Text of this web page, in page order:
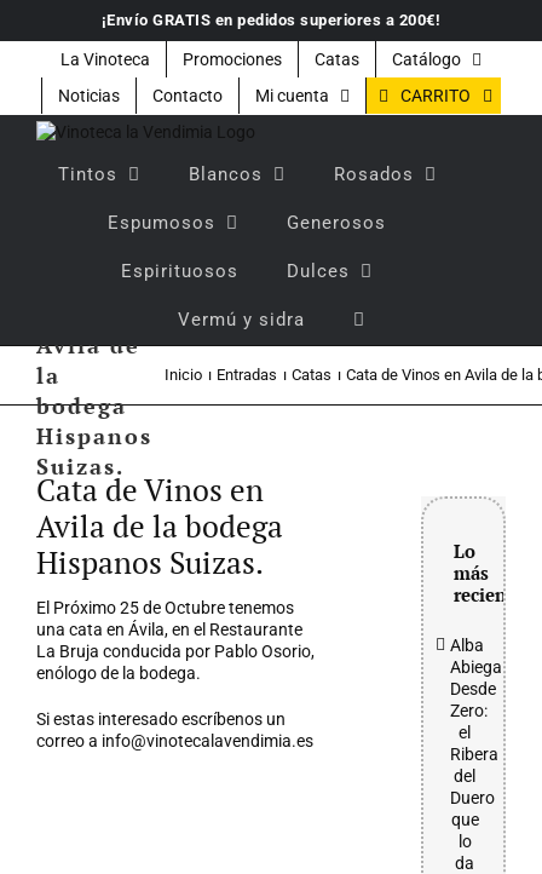
contenido
¡Envío GRATIS en pedidos superiores a 200€!
La Vinoteca Promociones Catas
Catálogo
Noticias
Contacto Mi cuenta CARRITO
Tintos Blancos Rosados
Espumosos Generosos
Espirituosos Dulces
Vermú y sidra
Cata de
Avila de
la
bodega
Hispanos
Suizas.
Inicio Entradas Catas Cata de Vinos en Avila de
Ver
imagen
más
grande
Cata de Vinos en
Avila de la bodega
Hispanos Suizas.
El Próximo 25 de Octubre tenemos
una cata en Ávila, en el Restaurante
La Bruja conducida por Pablo Osorio,
enólogo de la bodega.
Si estas interesado escríbenos un
correo a info@vinotecalavendimia.es
Lo
más
reciente
Alba
Abiega
Desde
Zero:
el
Ribera
del
Duero
que
lo
da